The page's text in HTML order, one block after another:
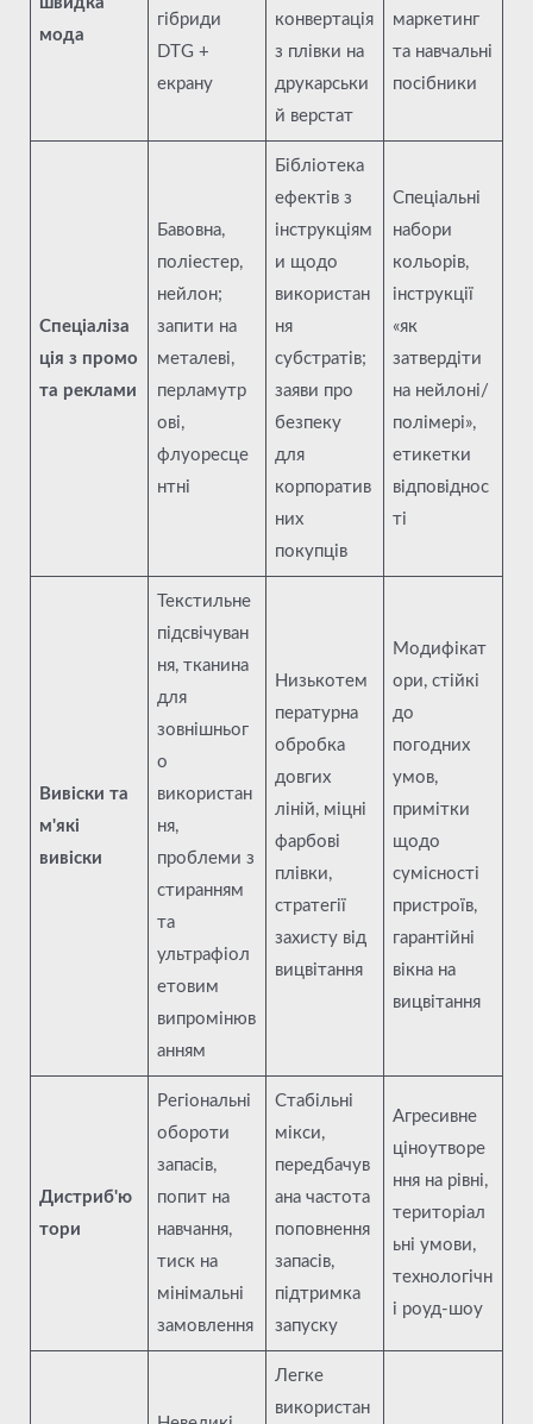
мода
гібриди
DTG +
екрану
конвертація
з плівки на
друкарськи
й верстат
маркетинг
та навчальні
посібники
Спеціаліза
ція з промо
та реклами
Бавовна,
поліестер,
нейлон;
запити на
металеві,
перламутр
ові,
флуоресце
нтні
Бібліотека
ефектів з
інструкціям
и щодо
використан
ня
субстратів;
заяви про
безпеку
для
корпоратив
них
покупців
Спеціальні
набори
кольорів,
інструкції
«як
затвердіти
на нейлоні/
полімері»,
етикетки
відповіднос
ті
Вивіски та
м'які
вивіски
Текстильне
підсвічуван
ня, тканина
для
зовнішньог
о
використан
ня,
проблеми з
стиранням
та
ультрафіол
етовим
випромінюв
анням
Низькотем
пературна
обробка
довгих
ліній, міцні
фарбові
плівки,
стратегії
захисту від
вицвітання
Модифікат
ори, стійкі
до
погодних
умов,
примітки
щодо
сумісності
пристроїв,
гарантійні
вікна на
вицвітання
Дистриб'ю
тори
Регіональні
обороти
запасів,
попит на
навчання,
тиск на
мінімальні
замовлення
Стабільні
мікси,
передбачув
ана частота
поповнення
запасів,
підтримка
запуску
Агресивне
ціноутворе
ння на рівні,
територіал
ьні умови,
технологічн
і роуд-шоу
Легке
використан